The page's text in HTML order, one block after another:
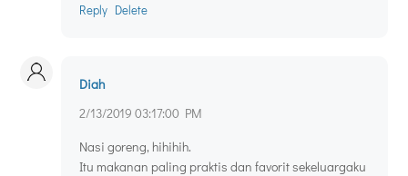
Reply Delete
Diah
2/13/2019 03:17:00 PM
Nasi goreng, hihihih.
Itu makanan paling praktis dan favorit sekeluargaku